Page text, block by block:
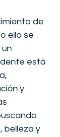
de
ello se
está
y
belleza y